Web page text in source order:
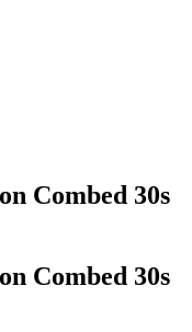
Combed 30s
Combed 30s